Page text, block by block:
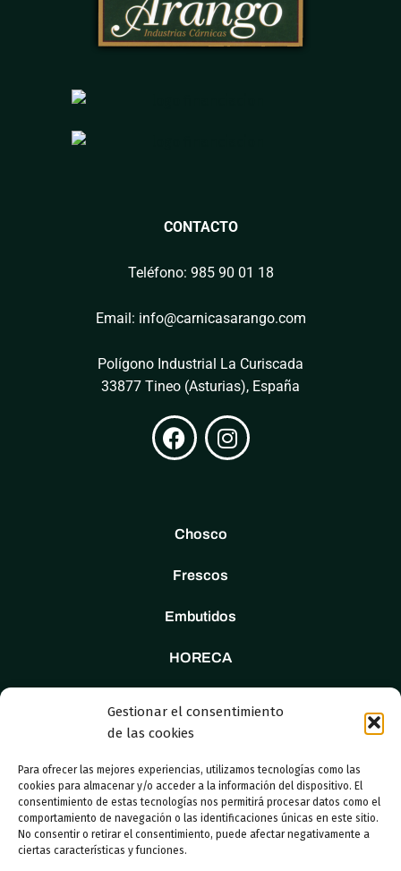
Gestionar el consentimiento
de las cookies
Para ofrecer las mejores experiencias, utilizamos tecnologías como las
cookies para almacenar y/o acceder a la información del dispositivo. El
consentimiento de estas tecnologías nos permitirá procesar datos como el
comportamiento de navegación o las identificaciones únicas en este sitio.
No consentir o retirar el consentimiento, puede afectar negativamente a
ciertas características y funciones.
CONTACTO
Teléfono: 985 90 01 18
Email: info@carnicasarango.com
Polígono Industrial La Curiscada
33877 Tineo (Asturias), España
Chosco
Frescos
Embutidos
HORECA
Nosotros
Contacto